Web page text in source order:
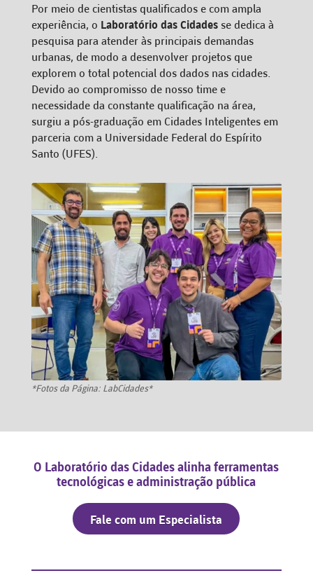
*Fotos da Página: LabCidades*
Por meio de cientistas qualificados e com ampla
experiência, o Laboratório das Cidadesse dedica à
pesquisa para atender às principais demandas
urbanas, de modo a desenvolver projetos que
explorem o total potencial dos dados nas cidades.
Devido ao compromisso de nosso time e
necessidade da constante qualificação na área,
surgiu a pós-graduação em Cidades Inteligentes em
parceria com a Universidade Federal do Espírito
Santo (UFES).
O Laboratório das Cidades alinha ferramentas
tecnológicas e administração pública
Fale com um Especialista